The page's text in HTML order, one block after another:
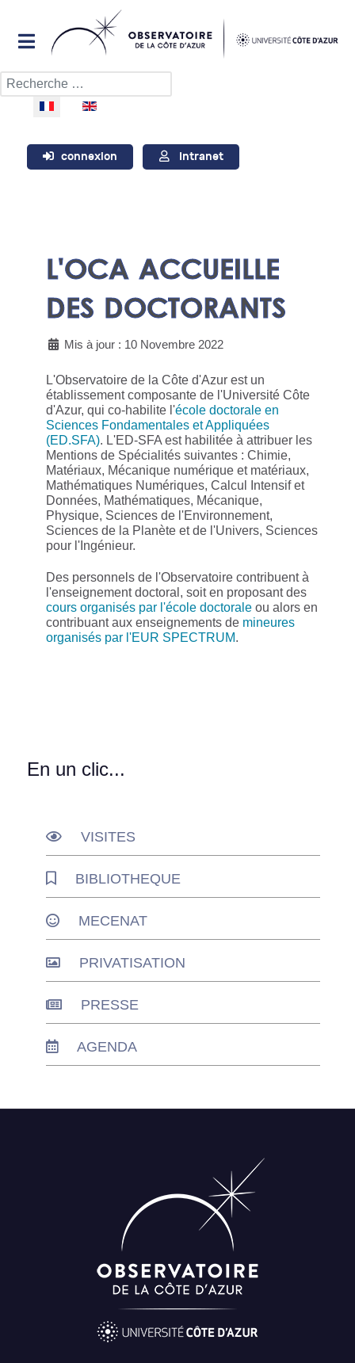
Rechercher
Sélectionnez votre langue
connexion Intranet
L'OCA ACCUEILLE
DES DOCTORANTS
Mis à jour : 10 Novembre 2022
L'Observatoire de la Côte d'Azur est un
établissement composante de l'Université Côte
d'Azur, qui co-habilite l'école doctorale en
Sciences Fondamentales et Appliquées
(ED.SFA). L'ED-SFA est habilitée à attribuer les
Mentions de Spécialités suivantes : Chimie,
Matériaux, Mécanique numérique et matériaux,
Mathématiques Numériques, Calcul Intensif et
Données, Mathématiques, Mécanique,
Physique, Sciences de l'Environnement,
Sciences de la Planète et de l'Univers, Sciences
pour l'Ingénieur.
Des personnels de l'Observatoire contribuent à
l'enseignement doctoral, soit en proposant des
cours organisés par l'école doctorale ou alors en
contribuant aux enseignements de mineures
organisés par l'EUR SPECTRUM.
En un clic...
VISITES
BIBLIOTHEQUE
MECENAT
PRIVATISATION
PRESSE
AGENDA